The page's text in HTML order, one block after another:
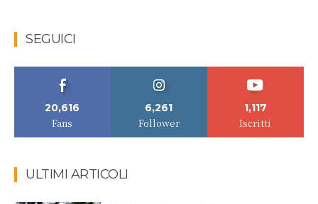
SEGUICI
20,616
Fans
6,261
Follower
1,117
Iscritti
ULTIMI ARTICOLI